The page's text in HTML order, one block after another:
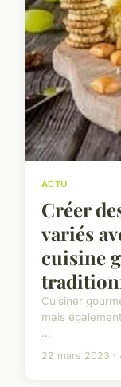
ACTU
Créer
variés
cuisine
Cuisiner
mais
...
22 mars 2023 ·